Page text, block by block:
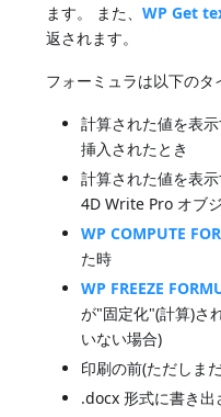
ます。 また、WP Get
返されます。
フォーミュラは以下の
計算された値を表
挿入されたとき
計算された値を表
4D Write Pro オブ
WP COMPUTE
た時
WP FREEZE
が"固定化"(計算)さ
いない場合)
印刷の前(ただしま
.docx 形式に書き